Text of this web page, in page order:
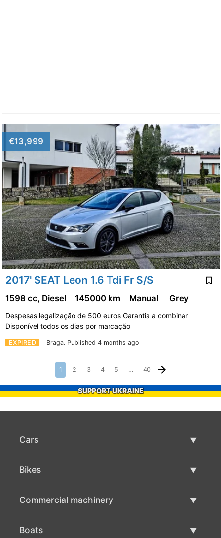
€13,999
2017' SEAT Leon 1.6 Tdi Fr S/S
EXPIRED Braga. Published 4 months ago
1598 cc, Diesel 145000 km Manual Grey
Despesas legalização de 500 euros Garantia a combinar
Disponível todos os dias por marcação
1 2 3 4 5 … 40
SUPPORT UKRAINE
Cars
Bikes
Commercial machinery
Boats